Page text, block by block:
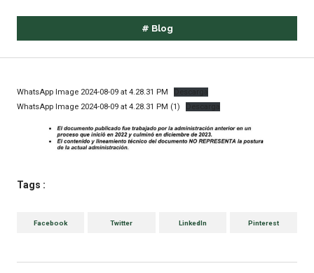
# Blog
WhatsApp Image 2024-08-09 at 4.28.31 PM
Descarga
WhatsApp Image 2024-08-09 at 4.28.31 PM (1)
Descarga
Tags :
Facebook Twitter LinkedIn Pinterest